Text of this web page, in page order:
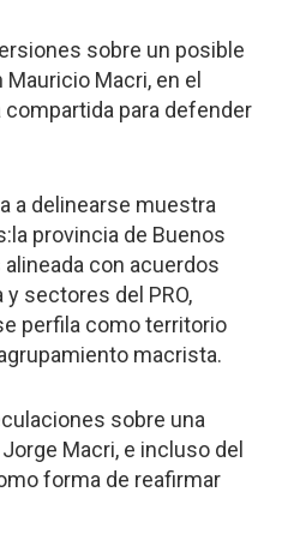
sobre un posible
Macri, en el
para defender
a delinearse muestra
provincia de Buenos
con acuerdos
sectores del PRO,
perfila como territorio
macrista.
sobre una
Macri, e incluso del
forma de reafirmar